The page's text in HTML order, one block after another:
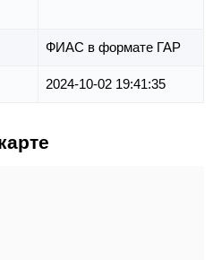
ФИАС в формате ГАР
2024-10-02 19:41:35